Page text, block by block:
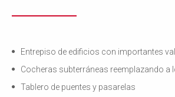
Entrepiso de edificios con importantes
Cocheras subterráneas reemplazando a
Tablero de puentes y pasarelas